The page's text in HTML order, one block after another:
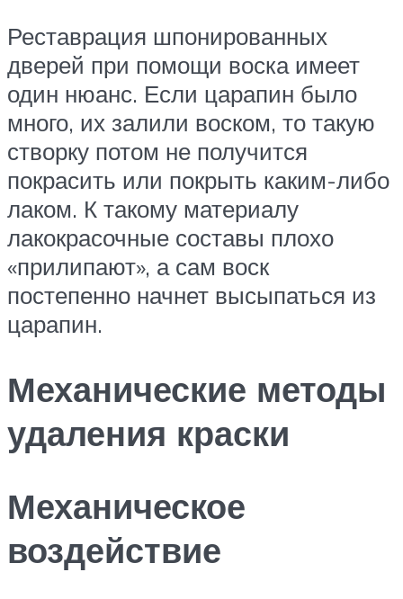
Реставрация шпонированных
дверей при помощи воска имеет
один нюанс. Если царапин было
много, их залили воском, то такую
створку потом не получится
покрасить или покрыть каким-либо
лаком. К такому материалу
лакокрасочные составы плохо
«прилипают», а сам воск
постепенно начнет высыпаться из
царапин.
Механические методы
удаления краски
Механическое
воздействие